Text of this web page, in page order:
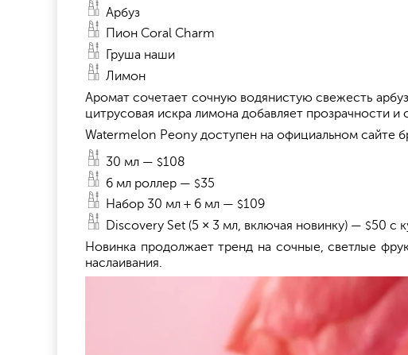
Арбуз
Пион Coral Charm
Груша наши
Лимон
Аромат сочетает сочную водянистую свежесть
цитрусовая искра лимона добавляет прозрачности и
Watermelon Peony доступен на официальном сайте
30 мл — $108
6 мл роллер — $35
Набор 30 мл + 6 мл — $109
Discovery Set (5 × 3 мл, включая новинку) — $50 с
Новинка продолжает тренд на сочные, светлые
наслаивания.